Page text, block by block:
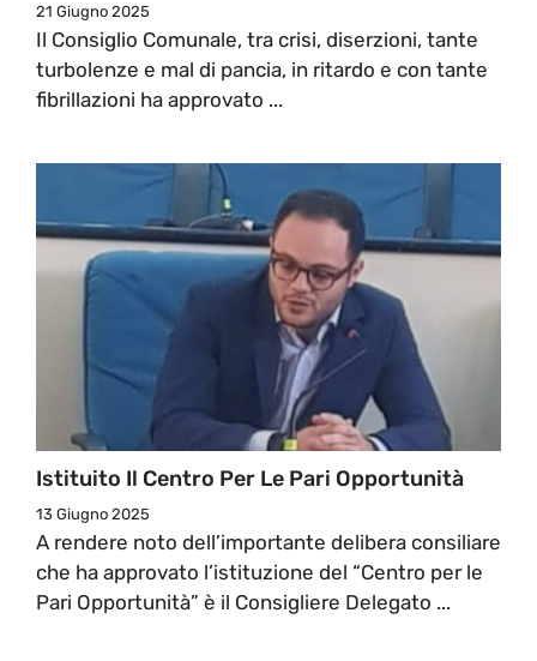
21 Giugno 2025
Il Consiglio Comunale, tra crisi, diserzioni, tante
turbolenze e mal di pancia, in ritardo e con tante
fibrillazioni ha approvato ...
Istituito Il Centro Per Le Pari Opportunità
13 Giugno 2025
A rendere noto dell’importante delibera consiliare
che ha approvato l’istituzione del “Centro per le
Pari Opportunità” è il Consigliere Delegato ...